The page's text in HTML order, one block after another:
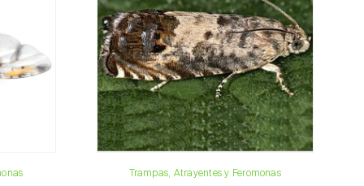
Trampas, Atrayentes y Feromonas